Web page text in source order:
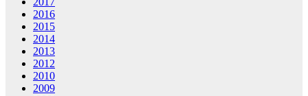
2016
2015
2014
2013
2012
2010
2009